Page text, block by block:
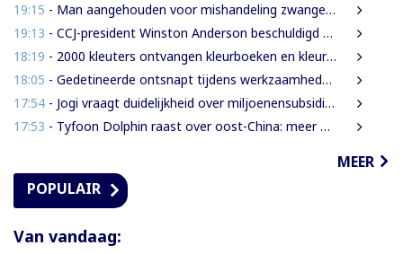
19:15 - Man aangehouden voor mishandeling zwangere partner en haar kinderen
19:13 - CCJ-president Winston Anderson beschuldigd van autoritair bestuur
18:19 - 2000 kleuters ontvangen kleurboeken en kleurpotloden tijdens vakantieproject
18:05 - Gedetineerde ontsnapt tijdens werkzaamheden in Palmentuin
17:54 - Jogi vraagt duidelijkheid over miljoenensubsidies aan SLM
17:53 - Tyfoon Dolphin raast over oost-China: meer dan een miljoen geëvacueerd
MEER
POPULAIR
Van vandaag: